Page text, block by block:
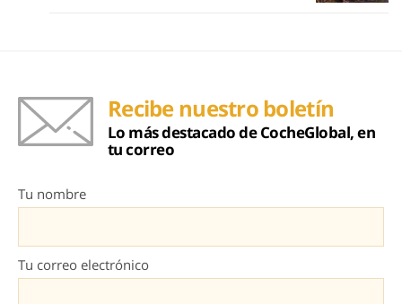
Recibe nuestro boletín
Lo más destacado de CocheGlobal, en
tu correo
Tu nombre
Tu correo electrónico